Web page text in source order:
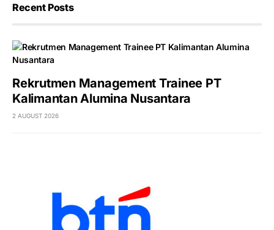
Recent Posts
Rekrutmen Management Trainee PT
Kalimantan Alumina Nusantara
2 AUGUST 2026